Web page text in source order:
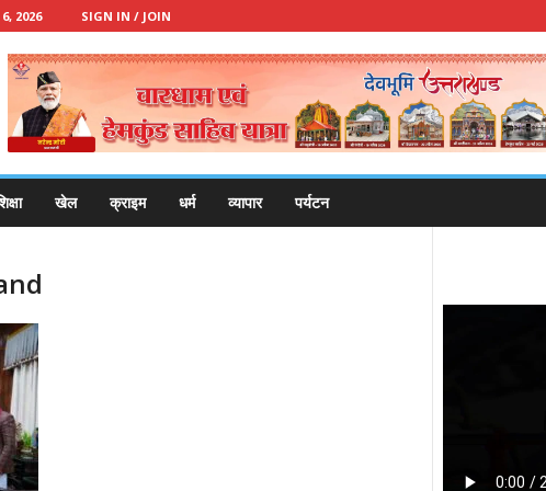
2026 SIGN IN / JOIN
खेल क्राइम धर्म व्यापार पर्यटन